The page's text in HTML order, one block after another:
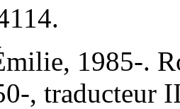
.
1985-.
, traducteur